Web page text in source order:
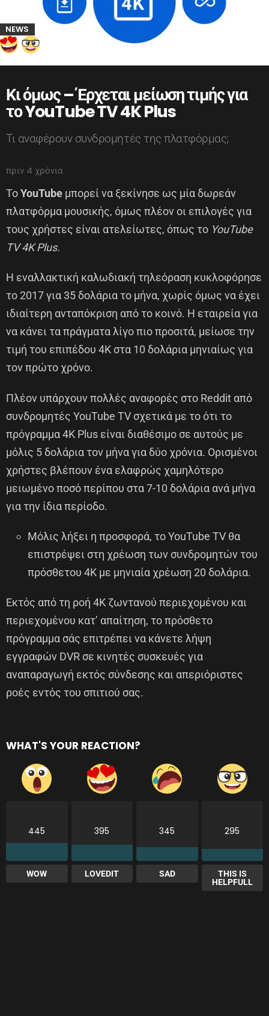
NEWS
Κι όμως – Έρχεται μείωση τιμής για
το YouTube TV 4K Plus
Τι αναφέρουν συνδρομητές της πλατφόρμας;
πριν 4 χρόνια
ΤοYouTube μπορεί να ξεκίνησε ως μία δωρεάν
πλατφόρμα μουσικής, όμως πλέον οι επιλογές για
τους χρήστες είναι ατελείωτες, όπως το YouTube
TV 4K Plus.
Η εναλλακτική καλωδιακή τηλεόραση κυκλοφόρησε
το 2017 για 35 δολάρια το μήνα, χωρίς όμως να έχει
ιδιαίτερη ανταπόκριση από το κοινό. Η εταιρεία για
να κάνει τα πράγματα λίγο πιο προσιτά, μείωσε την
τιμή του επιπέδου 4K στα 10 δολάρια μηνιαίως για
τον πρώτο χρόνο.
Πλέον υπάρχουν πολλές αναφορές στο Reddit από
συνδρομητές YouTube TV σχετικά με το ότι το
πρόγραμμα 4K Plus είναι διαθέσιμο σε αυτούς με
μόλις 5 δολάρια τον μήνα για δύο χρόνια. Ορισμένοι
χρήστες βλέπουν ένα ελαφρώς χαμηλότερο
μειωμένο ποσό περίπου στα 7-10 δολάρια ανά μήνα
για την ίδια περίοδο.
Μόλις λήξει η προσφορά, το YouTube TV θα
επιστρέψει στη χρέωση των συνδρομητών του
πρόσθετου 4K με μηνιαία χρέωση 20 δολάρια.
Εκτός από τη ροή 4K ζωντανού περιεχομένου και
περιεχομένου κατ’ απαίτηση, το πρόσθετο
πρόγραμμα σάς επιτρέπει να κάνετε λήψη
εγγραφών DVR σε κινητές συσκευές για
αναπαραγωγή εκτός σύνδεσης και απεριόριστες
ροές εντός του σπιτιού σας.
WHAT'S YOUR REACTION?
445
WOW
395
LOVEDIT
345
SAD
295
THIS IS
HELPFULL